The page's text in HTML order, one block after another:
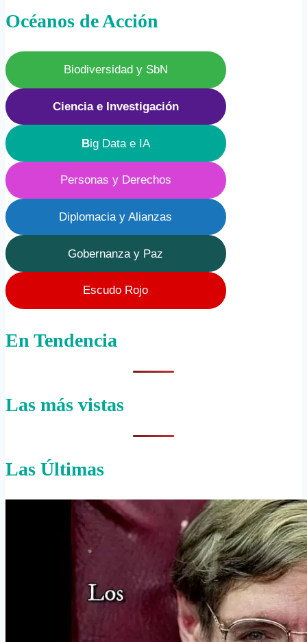
Océanos de Acción
Biodiversidad y SbN
Ciencia e Investigación
Big Data e IA
Personas y Derechos
Diplomacia y Alianzas
Gobernanza y Paz
Escudo Rojo
En Tendencia
Las más vistas
Las Últimas